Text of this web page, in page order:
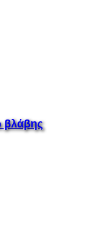
βλάβης